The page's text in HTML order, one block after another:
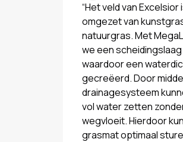
“Het veld van Excelsior
omgezet van
natuurgras. Met
we een
waardoor een
gecreëerd. Door
drainagesysteem
vol water zetten
wegvloeit. Hierdoor
grasmat optimaal